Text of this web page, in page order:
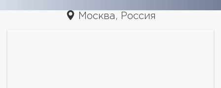
Москва, Россия